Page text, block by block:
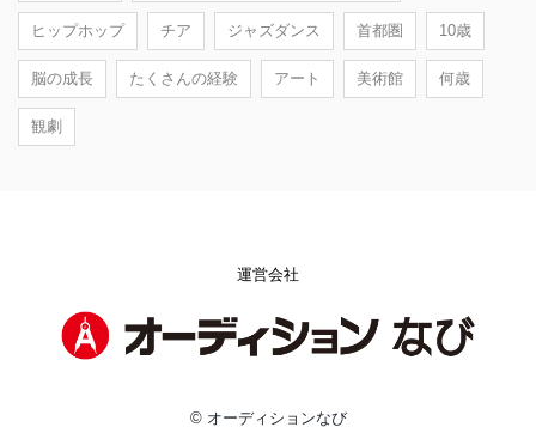
ヒップホップ チア ジャズダンス 首都圏 10歳
脳の成長 たくさんの経験 アート 美術館 何歳
観劇
運営会社
© オーディションなび